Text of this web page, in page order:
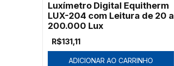
Luxímetro Digital Equitherm
LUX-204 com Leitura de 20 a
200.000 Lux
R$131,11
ADICIONAR AO CARRINHO